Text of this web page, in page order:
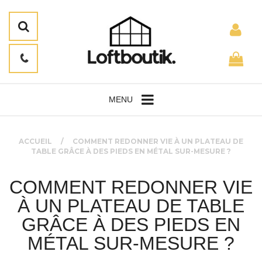
MENU
ACCUEIL
COMMENT REDONNER VIE À UN PLATEAU DE
TABLE GRÂCE À DES PIEDS EN MÉTAL SUR-MESURE ?
COMMENT REDONNER VIE
À UN PLATEAU DE TABLE
GRÂCE À DES PIEDS EN
MÉTAL SUR-MESURE ?